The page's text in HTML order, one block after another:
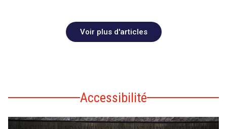
Voir plus d'articles
Accessibilité
search